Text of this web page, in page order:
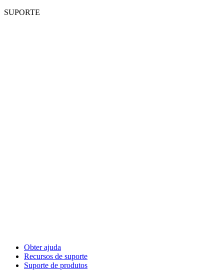
SUPORTE
Obter ajuda
Recursos de suporte
Suporte de produtos